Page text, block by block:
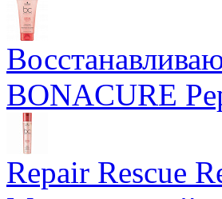
BONACURE
Repair Rescue